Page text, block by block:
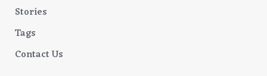
Stories
Tags
Contact Us